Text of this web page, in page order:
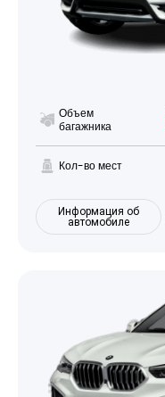
Объем
багажника
Кол-во мест
Информация об
автомобиле